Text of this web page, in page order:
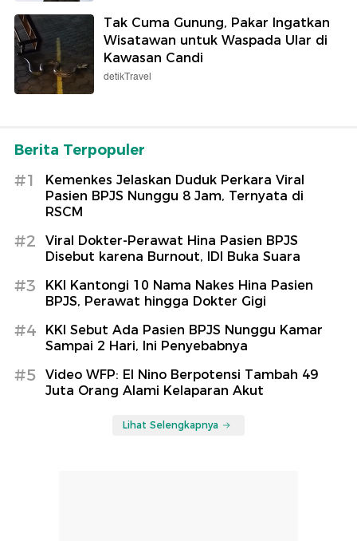
Tak Cuma Gunung, Pakar Ingatkan
Wisatawan untuk Waspada Ular di
Kawasan Candi
detikTravel
Berita Terpopuler
#1
Kemenkes Jelaskan Duduk Perkara Viral
Pasien BPJS Nunggu 8 Jam, Ternyata di
RSCM
#2
Viral Dokter-Perawat Hina Pasien BPJS
Disebut karena Burnout, IDI Buka Suara
#3
KKI Kantongi 10 Nama Nakes Hina Pasien
BPJS, Perawat hingga Dokter Gigi
#4
KKI Sebut Ada Pasien BPJS Nunggu Kamar
Sampai 2 Hari, Ini Penyebabnya
#5
Video WFP: El Nino Berpotensi Tambah 49
Juta Orang Alami Kelaparan Akut
Lihat Selengkapnya